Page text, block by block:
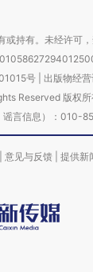
持有。未经许可
号| 出版物经
Reserved 版权所
谣言信息）：
意见与反馈 提供新